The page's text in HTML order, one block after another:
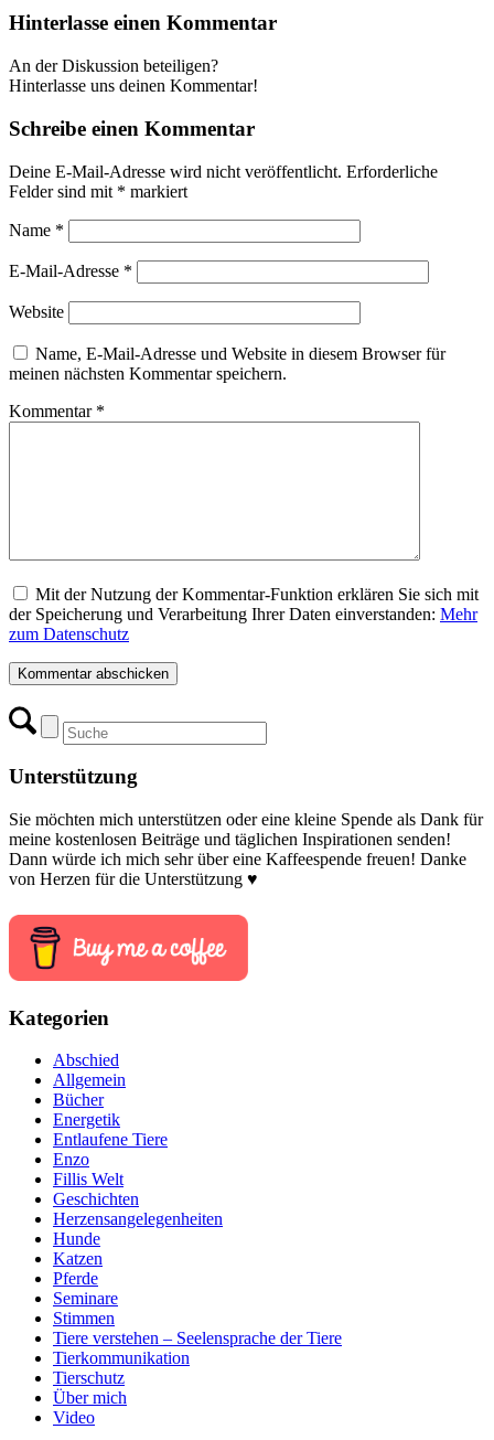
Hinterlasse einen Kommentar
An der Diskussion beteiligen?
Hinterlasse uns deinen Kommentar!
Schreibe einen Kommentar
Deine E-Mail-Adresse wird nicht veröffentlicht. Erforderliche
Felder sind mit * markiert
Name *
E-Mail-Adresse *
Website
Name, E-Mail-Adresse und Website in diesem Browser für
meinen nächsten Kommentar speichern.
Kommentar *
Mit der Nutzung der Kommentar-Funktion erklären Sie sich mit
der Speicherung und Verarbeitung Ihrer Daten einverstanden: Mehr
zum Datenschutz
Unterstützung
Sie möchten mich unterstützen oder eine kleine Spende als Dank für
meine kostenlosen Beiträge und täglichen Inspirationen senden!
Dann würde ich mich sehr über eine Kaffeespende freuen! Danke
von Herzen für die Unterstützung ♥
Kategorien
Abschied
Allgemein
Bücher
Energetik
Entlaufene Tiere
Enzo
Fillis Welt
Geschichten
Herzensangelegenheiten
Hunde
Katzen
Pferde
Seminare
Stimmen
Tiere verstehen – Seelensprache der Tiere
Tierkommunikation
Tierschutz
Über mich
Video